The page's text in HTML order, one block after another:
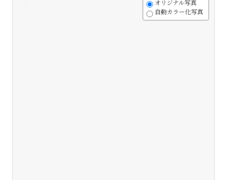
オリジナル写真
自動カラー化写真